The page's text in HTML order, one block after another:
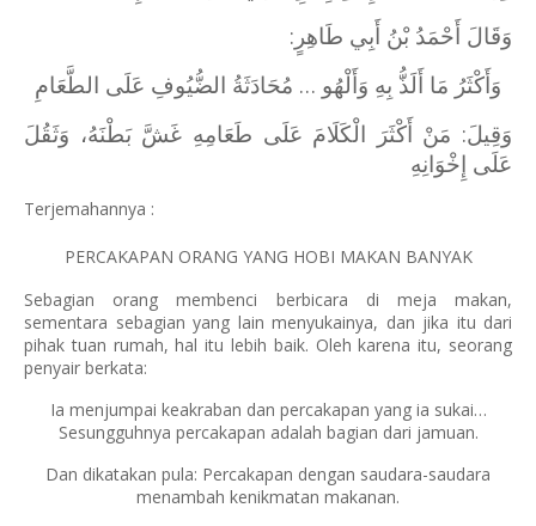
وَقَالَ أَحْمَدُ بْنُ أَبِي طَاهِرٍ:
وَأَكْثَرُ مَا أَلَذُّ بِهِ وَأَلْهُو … مُحَادَثَةُ الضُّيُوفِ عَلَى الطَّعَامِ
وَقِيلَ: مَنْ أَكْثَرَ الْكَلَامَ عَلَى طَعَامِهِ غَشَّ بَطْنَهُ، وَثَقُلَ
عَلَى إِخْوَانِهِ
Terjemahannya :
PERCAKAPAN ORANG YANG HOBI MAKAN BANYAK
Sebagian orang membenci berbicara di meja makan,
sementara sebagian yang lain menyukainya, dan jika itu dari
pihak tuan rumah, hal itu lebih baik. Oleh karena itu, seorang
penyair berkata:
Ia menjumpai keakraban dan percakapan yang ia sukai…
Sesungguhnya percakapan adalah bagian dari jamuan.
Dan dikatakan pula: Percakapan dengan saudara-saudara
menambah kenikmatan makanan.